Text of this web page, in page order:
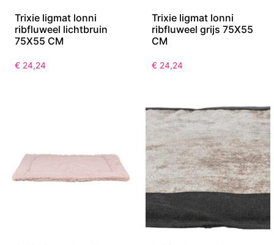
Trixie ligmat lonni
ribfluweel lichtbruin
75X55 CM
€ 24,24
Trixie ligmat lonni
ribfluweel grijs 75X55
CM
€ 24,24